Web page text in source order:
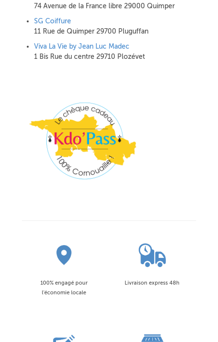
74 Avenue de la France libre 29000 Quimper
SG Coiffure
11 Rue de Quimper 29700 Pluguffan
Viva La Vie by Jean Luc Madec
1 Bis Rue du centre 29710 Plozévet
100% engagé pour
l'économie locale
Livraison express 48h